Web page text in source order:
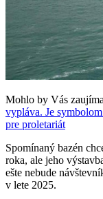
Mohlo by Vás
vypláva. Je
pre proletariát
Spomínaný bazén
roka, ale jeho
ešte nebude
v lete 2025.